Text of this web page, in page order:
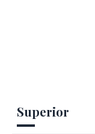
Superior